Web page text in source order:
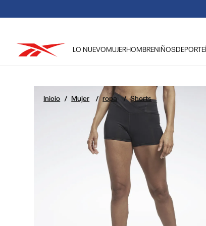
LO NUEVO MUJERHOMBRENIÑOSDEPORTE
Mujer ropa Shorts
1.
reebok classic mujer
2.
club c
reebok hombre
4.
polerón
chaqueta
nano 4
classic